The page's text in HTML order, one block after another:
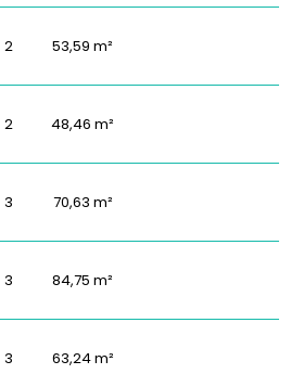
2 53,59 m²
2 48,46 m²
3 70,63 m²
3 84,75 m²
3 63,24 m²